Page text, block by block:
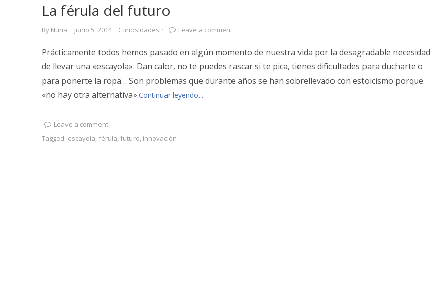
La férula del futuro
By Nuria · junio 5, 2014 · Curiosidades · Leave a comment
Prácticamente todos hemos pasado en algún momento de nuestra vida por la desagradable necesidad
de llevar una «escayola». Dan calor, no te puedes rascar si te pica, tienes dificultades para ducharte o
para ponerte la ropa… Son problemas que durante años se han sobrellevado con estoicismo porque
«no hay otra alternativa».Continuar leyendo...
Leave a comment
Tagged: escayola, férula, futuro, innovación